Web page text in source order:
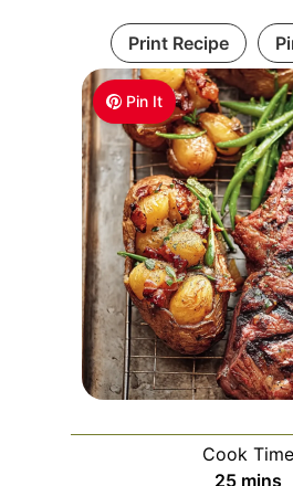
Pin It
Print Recipe
Cook Time
25mmins